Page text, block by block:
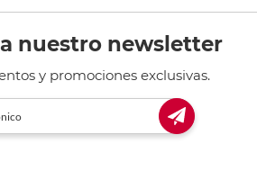
nuestro newsletter
y promociones exclusivas.